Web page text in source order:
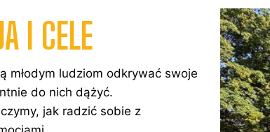
I CELE
młodym ludziom odkrywać swoje
do nich dążyć.
jak radzić sobie z